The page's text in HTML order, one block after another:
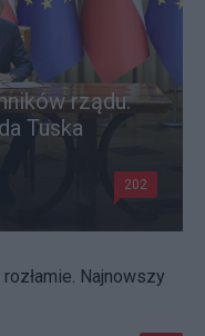
rządu.
Tuska
202
Najnowszy